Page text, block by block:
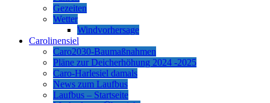
Gezeiten
Wetter
Windvorhersage
Carolinensiel
Caro2030-Baumaßnahmen
Pläne zur Deicherhöhung 2024 -2025
Caro-Harlesiel damals
News zum Laufbus
Laufbus – Startseite